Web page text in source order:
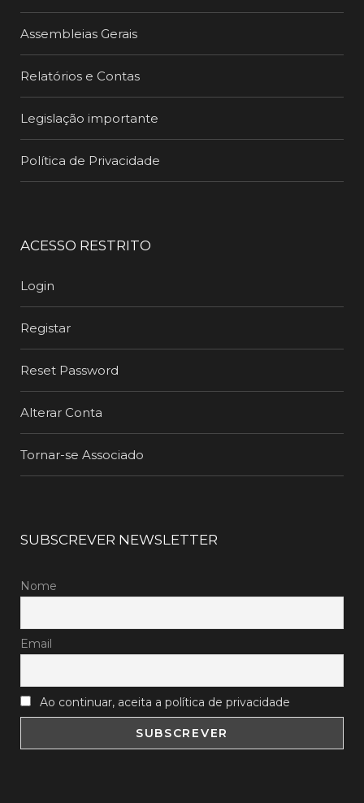
Assembleias Gerais
Relatórios e Contas
Legislação importante
Política de Privacidade
ACESSO RESTRITO
Login
Registar
Reset Password
Alterar Conta
Tornar-se Associado
SUBSCREVER NEWSLETTER
Nome
Email
Ao continuar, aceita a política de privacidade